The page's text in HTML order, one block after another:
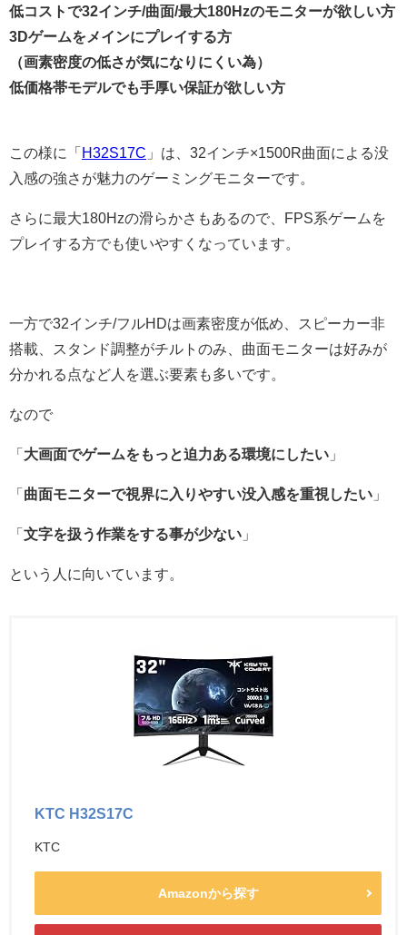
低コストで32インチ/曲面/最大180Hzのモニターが欲しい方
3Dゲームをメインにプレイする方
（画素密度の低さが気になりにくい為）
低価格帯モデルでも手厚い保証が欲しい方
この様に「 H32S17C 」は、32インチ×1500R曲面による没
入感の強さが魅力のゲーミングモニターです。
さらに最大180Hzの滑らかさもあるので、FPS系ゲームを
プレイする方でも使いやすくなっています。
一方で32インチ/フルHDは画素密度が低め、スピーカー非
搭載、スタンド調整がチルトのみ、曲面モニターは好みが
分かれる点など人を選ぶ要素も多いです。
なので
「 大画面でゲームをもっと迫力ある環境にしたい 」
「 曲面モニターで視界に入りやすい没入感を重視したい 」
「 文字を扱う作業をする事が少ない 」
という人に向いています。
KTC H32S17C
KTC
Amazonから探す